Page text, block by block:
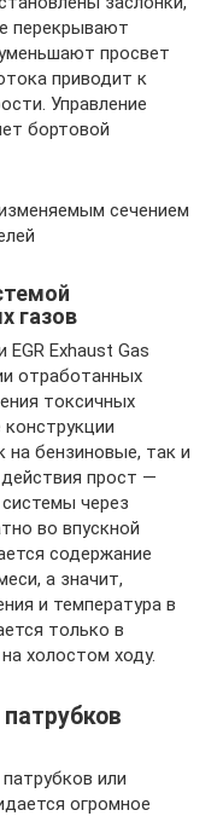
перекрывают
просвет
приводит к
Управление
бортовой
сечением
газов
Exhaust Gas
отработанных
токсичных
на бензиновые, так и
прост —
через
во впускной
содержание
а значит,
и температура в
только в
холостом ходу.
или
огромное